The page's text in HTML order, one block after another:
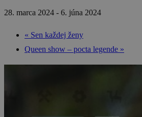
28. marca 2024 - 6. júna 2024
« Sen každej ženy
Queen show – pocta legende »